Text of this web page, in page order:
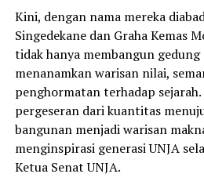
Kini, dengan nama mereka
Singedekane dan Graha Kemas
tidak hanya membangun
menanamkan warisan nilai,
penghormatan terhadap
pergeseran dari kuantitas
bangunan menjadi warisan
menginspirasi generasi UNJA
Ketua Senat UNJA.